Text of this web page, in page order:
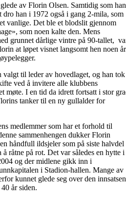
av Florin Olsen. Samtidig som han
han i 1972 også i gang 2-mila, som
vanlige. Det ble et blodslit gjennom
som noen kalte den. Mens
grunnet dårlige vintre på 90-tallet,
at løpet visnet langsomt hen noen år
til leder av hovedlaget, og han tok
ved å invitere alle klubbens
møte. I en tid da idrett fortsatt i stor
tanker til en ny gullalder for
medlemmer som har et forhold til
sammenhengen dukker Florin
håndfull ildsjeler som på siste halvdel
råtne på rot. Det var således en hytte i
og der midlene gikk inn i
i Stadion-hallen. Mange av
kunnet glede seg over den innsatsen
år siden.